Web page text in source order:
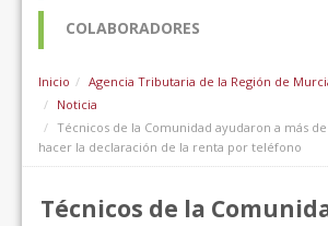
COLABORADORES
Inicio Agencia Tributaria de la Región de
Noticia
Técnicos de la Comunidad ayudaron a más
hacer la declaración de la renta por teléfono
Técnicos de la